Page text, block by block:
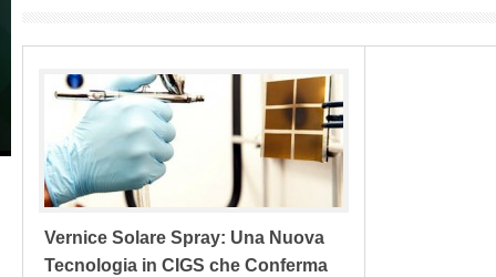
Vernice Solare Spray: Una Nuova
Tecnologia in CIGS che Conferma